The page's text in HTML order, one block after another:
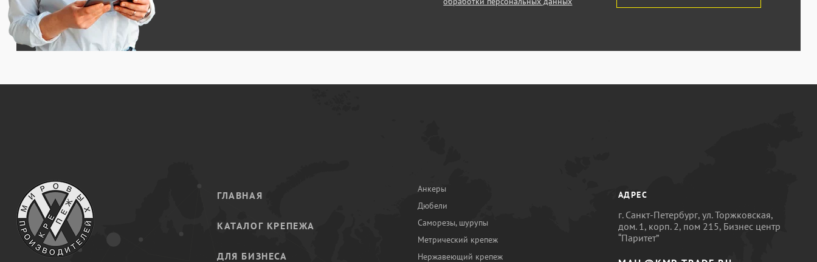
ГЛАВНАЯ
КАТАЛОГ КРЕПЕЖА
ДЛЯ БИЗНЕСА
Анкеры
Дюбели
Саморезы, шурупы
Метрический крепеж
Нержавеющий крепеж
АДРЕС
г. Санкт-Петербург, ул. Торжковская,
дом. 1, корп. 2, пом 215, Бизнес центр
“Паритет”